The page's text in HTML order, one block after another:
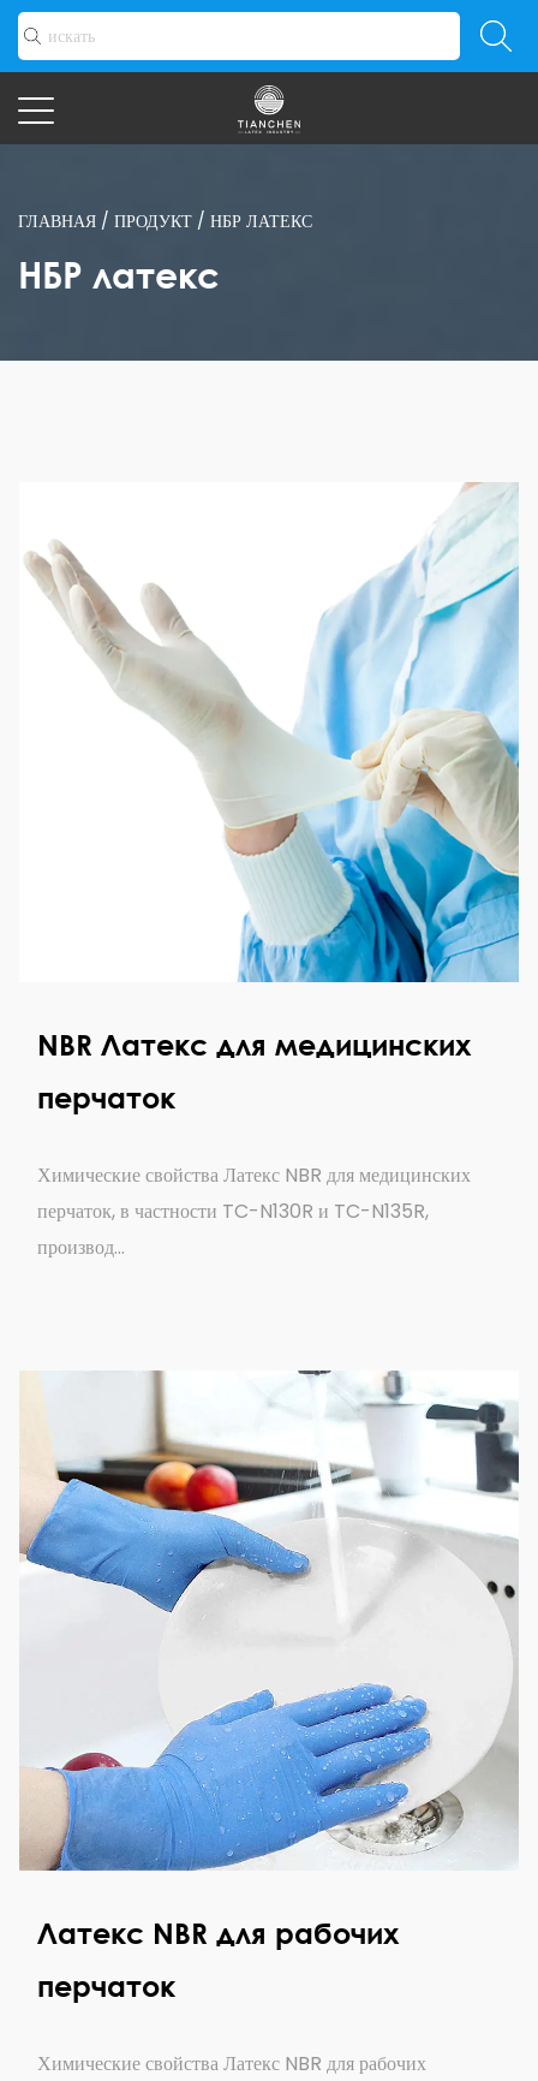
ГЛАВНАЯ / ПРОДУКТ / НБР ЛАТЕКС
НБР латекс
NBR Латекс для медицинских
перчаток
Химические свойства Латекс NBR для медицинских
перчаток, в частности TC-N130R и TC-N135R,
производ...
Латекс NBR для рабочих
перчаток
Химические свойства Латекс NBR для рабочих